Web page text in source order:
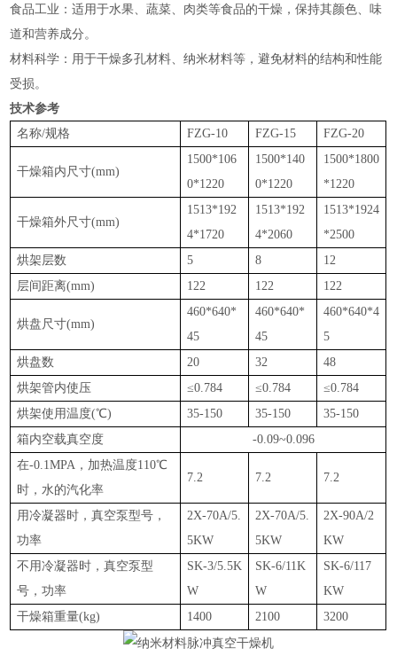
‌食品工业‌：适用于水果、蔬菜、肉类等食品的干燥，保持其颜色、味
道和营养成分‌。
‌材料科学‌：用于干燥多孔材料、纳米材料等，避免材料的结构和性能
受损‌。
技术参考
名称/规格 FZG-10 FZG-15 FZG-20
干燥箱内尺寸(mm)
1500*106
0*1220
1500*140
0*1220
1500*1800
*1220
干燥箱外尺寸(mm)
1513*192
4*1720
1513*192
4*2060
1513*1924
*2500
烘架层数
5 8
12
层间距离(mm)
122 122 122
烘盘尺寸(mm)
460*640*
45
460*640*
45
460*640*4
5
烘盘数
20 32
48
烘架管内使压
≤0.784 ≤0.784
≤0.784
烘架使用温度(℃)
35-150 35-150
35-150
箱内空载真空度
-0.09~0.096
在-0.1MPA，加热温度110℃
时，水的汽化率
7.2 7.2 7.2
用冷凝器时，真空泵型号，
功率
2X-70A/5.
5KW
2X-70A/5.
5KW
2X-90A/2
KW
不用冷凝器时，真空泵型
号，功率
SK-3/5.5K
W
SK-6/11K
W
SK-6/117
KW
干燥箱重量(kg)
1400 2100 3200